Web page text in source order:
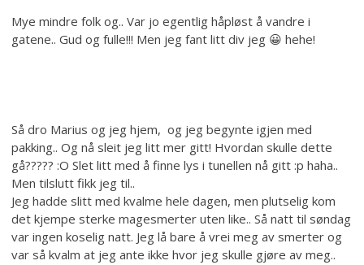
Mye mindre folk og.. Var jo egentlig håpløst å vandre i
gatene.. Gud og fulle!!! Men jeg fant litt div jeg 😀 hehe!
Så dro Marius og jeg hjem, og jeg begynte igjen med
pakking.. Og nå sleit jeg litt mer gitt! Hvordan skulle dette
gå????? :O Slet litt med å finne lys i tunellen nå gitt :p haha..
Men tilslutt fikk jeg til..
Jeg hadde slitt med kvalme hele dagen, men plutselig kom
det kjempe sterke magesmerter uten like.. Så natt til søndag
var ingen koselig natt. Jeg lå bare å vrei meg av smerter og
var så kvalm at jeg ante ikke hvor jeg skulle gjøre av meg..